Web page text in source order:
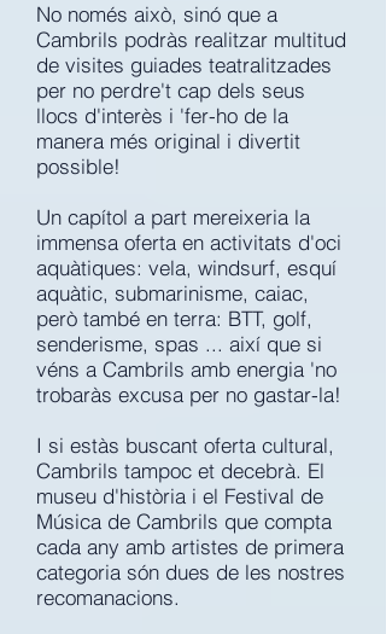
No només això, sinó que a
Cambrils podràs realitzar multitud
de visites guiades teatralitzades
per no perdre't cap dels seus
llocs d'interès i 'fer-ho de la
manera més original i divertit
possible!
Un capítol a part mereixeria la
immensa oferta en activitats d'oci
aquàtiques: vela, windsurf, esquí
aquàtic, submarinisme, caiac,
però també en terra: BTT, golf,
senderisme, spas ... així que si
véns a Cambrils amb energia 'no
trobaràs excusa per no gastar-la!
I si estàs buscant oferta cultural,
Cambrils tampoc et decebrà. El
museu d'història i el Festival de
Música de Cambrils que compta
cada any amb artistes de primera
categoria són dues de les nostres
recomanacions.